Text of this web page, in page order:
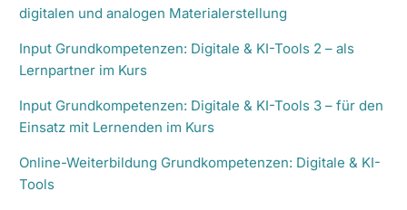
digitalen und analogen Materialerstellung
Input Grundkompetenzen: Digitale & KI-Tools 2 – als
Lernpartner im Kurs
Input Grundkompetenzen: Digitale & KI-Tools 3 – für den
Einsatz mit Lernenden im Kurs
Online-Weiterbildung Grundkompetenzen: Digitale & KI-
Tools